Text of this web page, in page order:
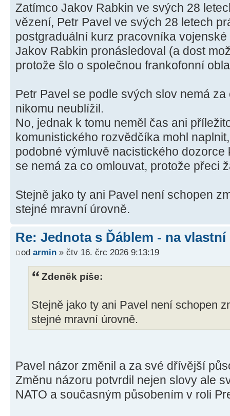
Zatímco Jakov Rabkin ve svých 28
vězení, Petr Pavel ve svých 28 letech
postgraduální kurz pracovníka
Jakov Rabkin pronásledoval (a dost
protože šlo o společnou frankofonní
Petr Pavel se podle svých slov nemá
nikomu neublížil.
No, jednak k tomu neměl čas ani
komunistického rozvědčíka mohl
podobné výmluvě nacistického
se nemá za co omlouvat, protože přeci
Stejně jako ty ani Pavel není schopen
stejné mravní úrovně.
Re: Jednota s Ďáblem - na
od armin » čtv 16. črc 2026 9:13:19
Zdeněk píše:
Stejně jako ty ani Pavel není schopen
stejné mravní úrovně.
Pavel názor změnil a za své dřívější
Změnu názoru potvrdil nejen slovy ale
NATO a současným působením v roli